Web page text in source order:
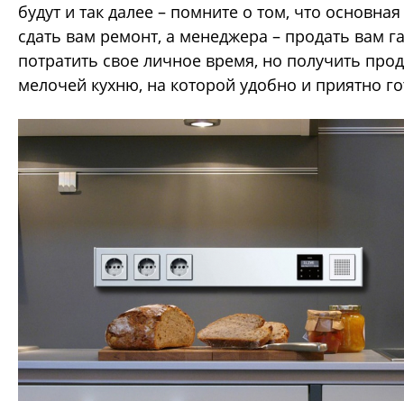
будут и так далее – помните о том, что
сдать вам ремонт, а менеджера – продать вам
потратить свое личное время, но получить
мелочей кухню, на которой удобно и приятно